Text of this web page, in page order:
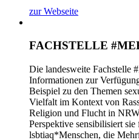
zur Webseite
FACHSTELLE
Die landesweite Fachstelle
Informationen zur
Beispiel zu den Themen
Vielfalt im Kontext von
Religion und Flucht in
Perspektive sensibilisiert
lsbtiaq*Menschen, die